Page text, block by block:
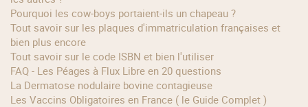
Pourquoi les cow‑boys portaient‑ils un chapeau ?
Tout savoir sur les plaques d'immatriculation françaises et
bien plus encore
Tout savoir sur le code ISBN et bien l'utiliser
FAQ - Les Péages à Flux Libre en 20 questions
La Dermatose nodulaire bovine contagieuse
Les Vaccins Obligatoires en France ( le Guide Complet )